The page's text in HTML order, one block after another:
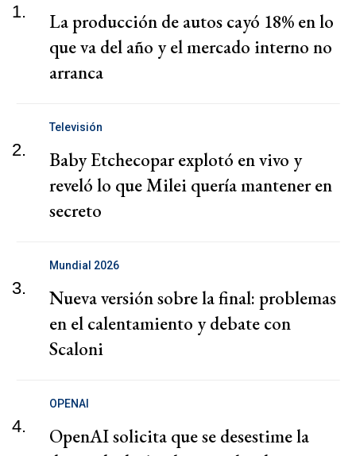
1.
La producción de autos cayó 18% en lo
que va del año y el mercado interno no
arranca
2.
Televisión
Baby Etchecopar explotó en vivo y
reveló lo que Milei quería mantener en
secreto
3.
Mundial 2026
Nueva versión sobre la final: problemas
en el calentamiento y debate con
Scaloni
4.
OPENAI
OpenAI solicita que se desestime la